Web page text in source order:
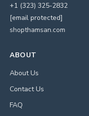
+1 (323) 325-2832
[email protected]
shopthamsan.com
ABOUT
About Us
Contact Us
FAQ